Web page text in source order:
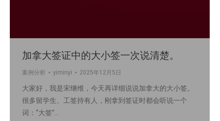
加拿大签证中的大小签一次说清楚。
案例分析 yiminyi 2025年12月5日
大家好，我是宋继维，今天再详细说说加拿大的大小签。
很多留学生、工签持有人，刚拿到签证时都会听说一个
词：“大签”…